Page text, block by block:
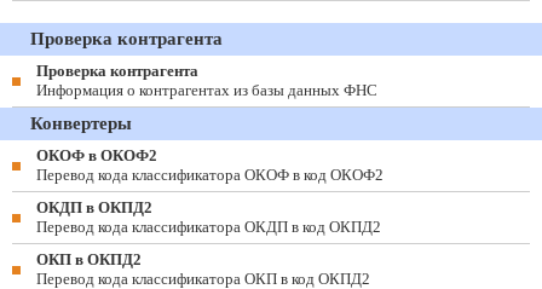
Проверка контрагента
Проверка контрагента
Информация о контрагентах из базы данных ФНС
Конвертеры
ОКОФ в ОКОФ2
Перевод кода классификатора ОКОФ в код ОКОФ2
ОКДП в ОКПД2
Перевод кода классификатора ОКДП в код ОКПД2
ОКП в ОКПД2
Перевод кода классификатора ОКП в код ОКПД2